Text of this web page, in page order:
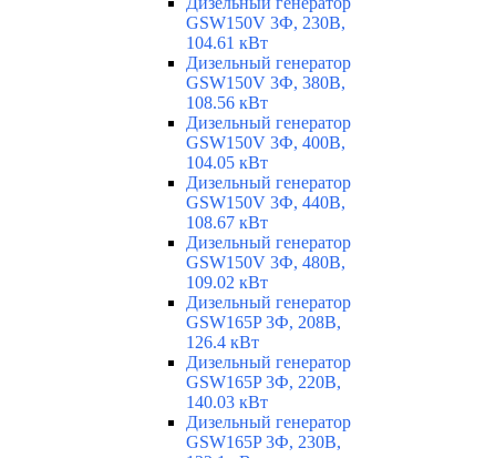
GSW150V 3Ф, 230В,
104.61 кВт
Дизельный генератор
GSW150V 3Ф, 380В,
108.56 кВт
Дизельный генератор
GSW150V 3Ф, 400В,
104.05 кВт
Дизельный генератор
GSW150V 3Ф, 440В,
108.67 кВт
Дизельный генератор
GSW150V 3Ф, 480В,
109.02 кВт
Дизельный генератор
GSW165P 3Ф, 208В,
126.4 кВт
Дизельный генератор
GSW165P 3Ф, 220В,
140.03 кВт
Дизельный генератор
GSW165P 3Ф, 230В,